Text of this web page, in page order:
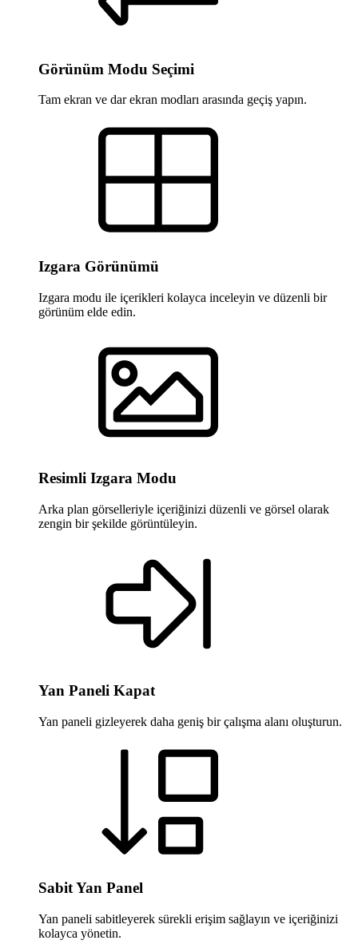
Görünüm Modu Seçimi
Tam ekran ve dar ekran modları arasında geçiş yapın.
Izgara Görünümü
Izgara modu ile içerikleri kolayca inceleyin ve düzenli bir
görünüm elde edin.
Resimli Izgara Modu
Arka plan görselleriyle içeriğinizi düzenli ve görsel olarak
zengin bir şekilde görüntüleyin.
Yan Paneli Kapat
Yan paneli gizleyerek daha geniş bir çalışma alanı oluşturun.
Sabit Yan Panel
Yan paneli sabitleyerek sürekli erişim sağlayın ve içeriğinizi
kolayca yönetin.